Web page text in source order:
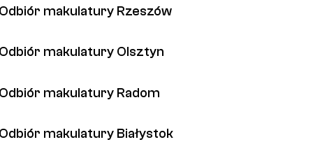
Odbiór makulatury Rzeszów
Odbiór makulatury Olsztyn
Odbiór makulatury Radom
Odbiór makulatury Białystok